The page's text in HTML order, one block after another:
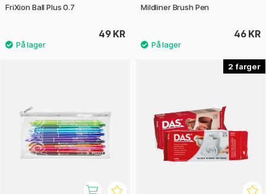
FriXion Ball Plus 0.7
49 KR
Mildliner Brush Pen
46 KR
2